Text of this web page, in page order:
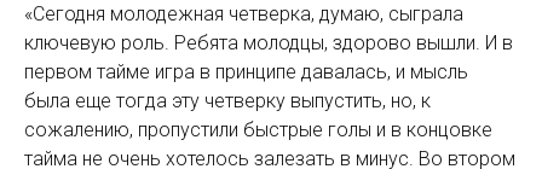
«Сегодня молодежная четверка, думаю, сыграла
ключевую роль. Ребята молодцы, здорово вышли. И в
первом тайме игра в принципе давалась, и мысль
была еще тогда эту четверку выпустить, но, к
сожалению, пропустили быстрые голы и в концовке
тайма не очень хотелось залезать в минус. Во втором